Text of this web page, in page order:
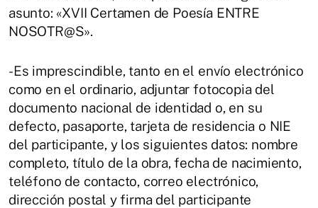
asunto: «XVII Certamen de Poesía ENTRE
NOSOTR@S».
-Es imprescindible, tanto en el envío electrónico
como en el ordinario, adjuntar fotocopia del
documento nacional de identidad o, en su
defecto, pasaporte, tarjeta de residencia o NIE
del participante, y los siguientes datos: nombre
completo, título de la obra, fecha de nacimiento,
teléfono de contacto, correo electrónico,
dirección postal y firma del participante